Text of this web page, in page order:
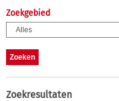
Zoekgebied
Zoekresultaten